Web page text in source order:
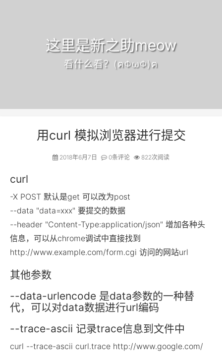
这里是新之助meow
看什么看？(ฅΦωΦ)ฅ
用curl 模拟浏览器进行提交
2018年6月7日 0条评论 822次阅读
curl
-X POST 默认是get 可以改为post
--data "data=xxx" 要提交的数据
--header "Content-Type:application/json" 增加各种头
信息，可以从chrome调试中直接找到
http://www.example.com/form.cgi 访问的网站url
其他参数
--data-urlencode 是data参数的一种替
代，可以对data数据进行url编码
--trace-ascii 记录trace信息到文件中
curl --trace-ascii curl.trace http://www.google.com/